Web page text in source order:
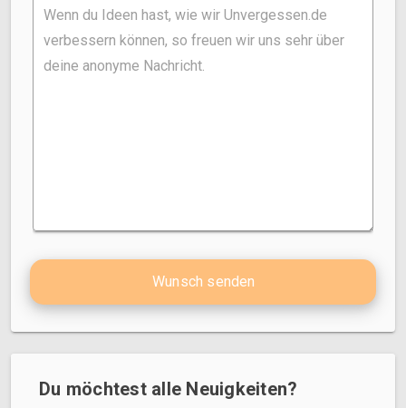
Wunsch senden
Du möchtest alle Neuigkeiten?